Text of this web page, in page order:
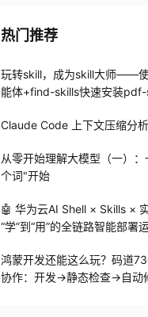
热门推荐
玩转skill，成为skill大师——
能体+find-skills快速安装
Claude Code 上下文压缩分析
从零开始理解大模型（一）
个词"开始
🤖 华为云AI Shell × Skills ×
“学”到“用”的全链路智能部署
鸿蒙开发还能这么玩？码道
协作：开发→静态检查→自动